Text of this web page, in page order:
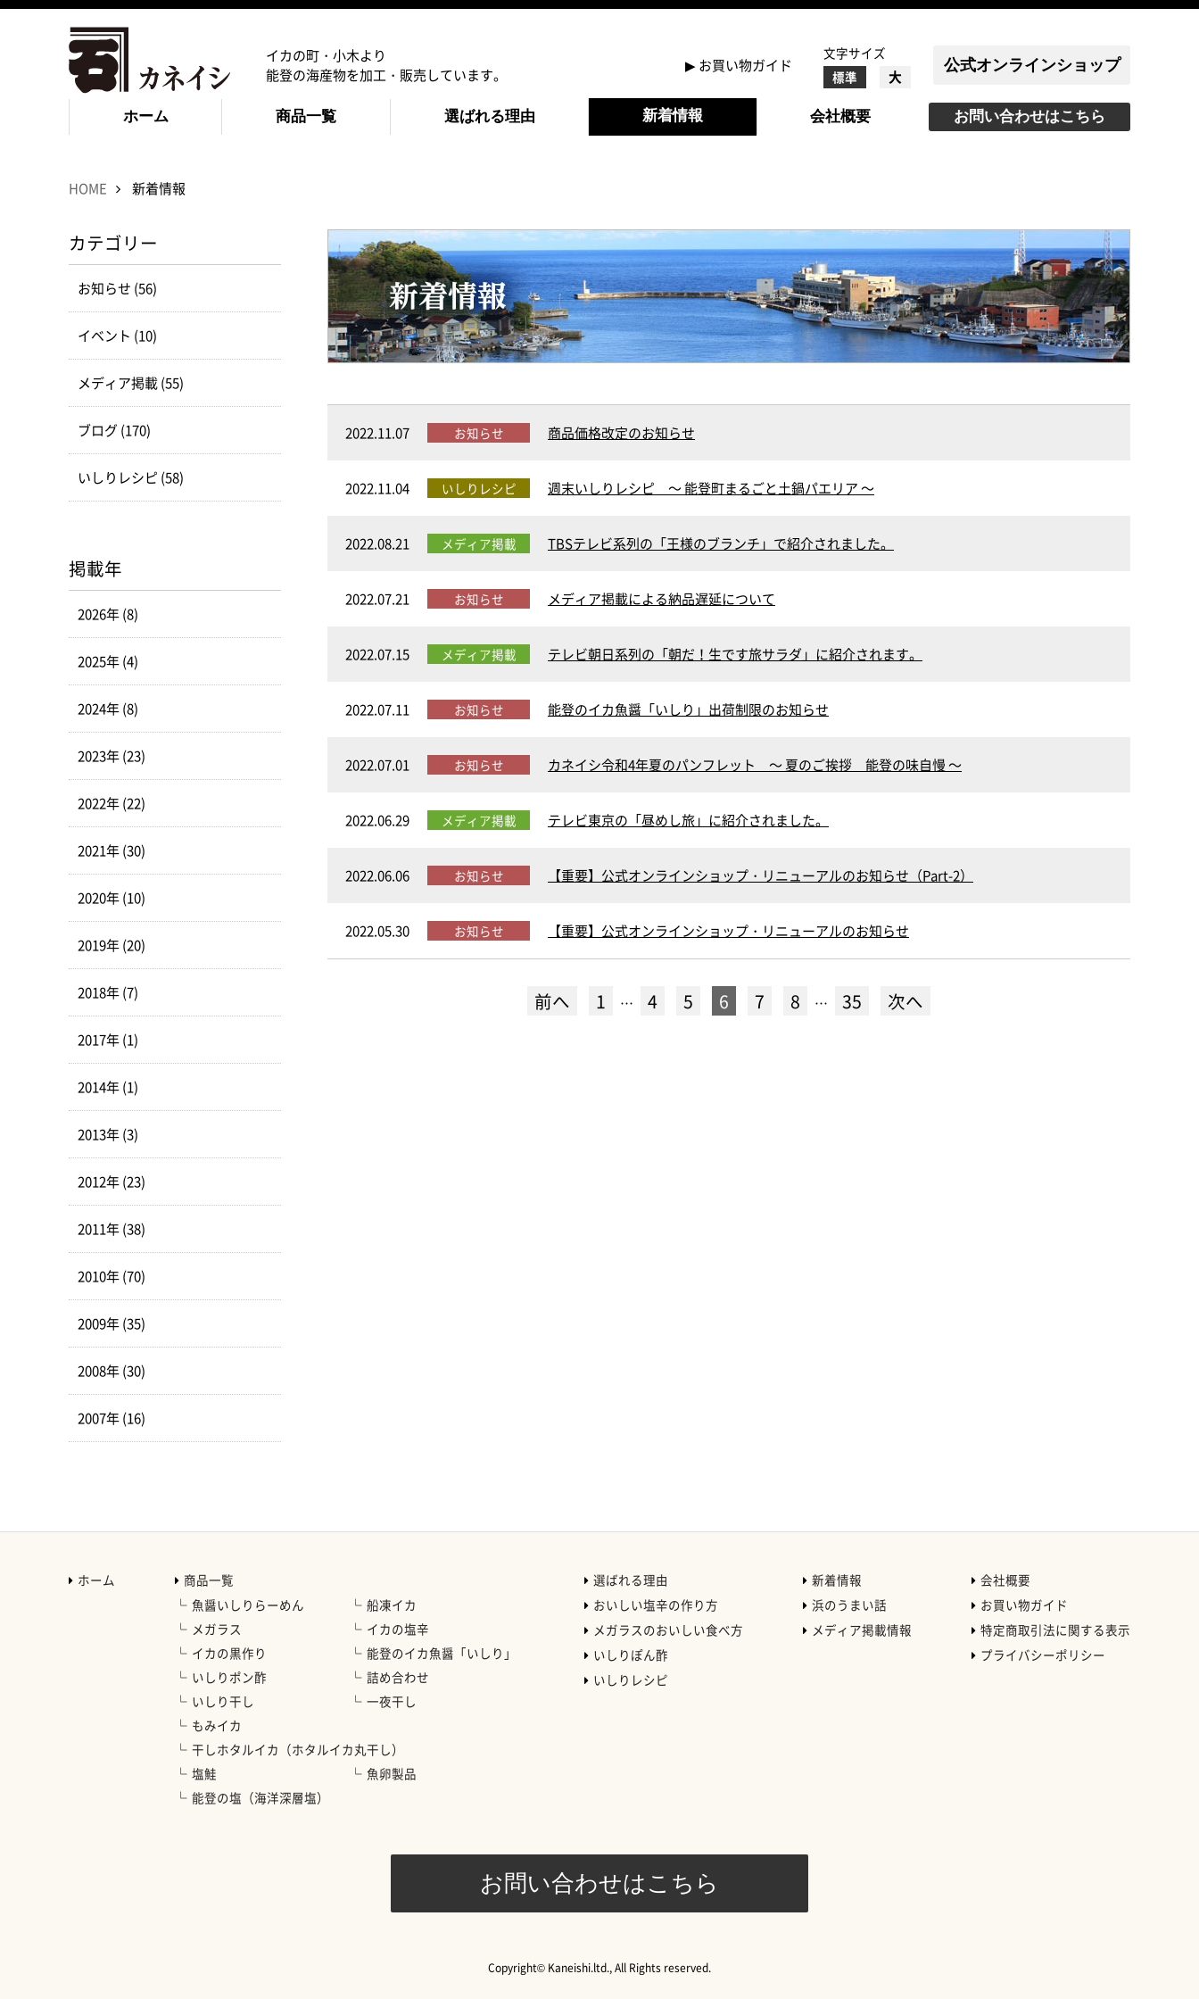
イカの町・小木より
能登の海産物を加工・販売しています。
▶お買い物ガイド
文字サイズ
標準
大
公式オンラインショップ
ホーム 商品一覧 選ばれる理由 新着情報 会社概要 お問い合わせはこちら
HOME 新着情報
2022.11.07 お知らせ 商品価格改定のお知らせ
2022.11.04 いしりレシピ 週末いしりレシピ ～ 能登町まるごと土鍋パエリア ～
2022.08.21 メディア掲載 TBSテレビ系列の「王様のブランチ」で紹介されました。
2022.07.21 お知らせ メディア掲載による納品遅延について
2022.07.15 メディア掲載 テレビ朝日系列の「朝だ！生です旅サラダ」に紹介されます。
2022.07.11 お知らせ 能登のイカ魚醤「いしり」出荷制限のお知らせ
2022.07.01 お知らせ カネイシ令和4年夏のパンフレット ～ 夏のご挨拶 能登の味自慢 ～
2022.06.29 メディア掲載 テレビ東京の「昼めし旅」に紹介されました。
2022.06.06 お知らせ 【重要】公式オンラインショップ・リニューアルのお知らせ（Part-2）
2022.05.30 お知らせ 【重要】公式オンラインショップ・リニューアルのお知らせ
前へ 1 … 4 5 6 7 8 … 35 次へ
カテゴリー
お知らせ (56)
イベント (10)
メディア掲載 (55)
ブログ (170)
いしりレシピ (58)
掲載年
2026年 (8)
2025年 (4)
2024年 (8)
2023年 (23)
2022年 (22)
2021年 (30)
2020年 (10)
2019年 (20)
2018年 (7)
2017年 (1)
2014年 (1)
2013年 (3)
2012年 (23)
2011年 (38)
2010年 (70)
2009年 (35)
2008年 (30)
2007年 (16)
ホーム
商品一覧
魚醤いしりらーめん
船凍イカ
メガラス
イカの塩辛
イカの黒作り
能登のイカ魚醤「いしり」
いしりポン酢
詰め合わせ
いしり干し
一夜干し
もみイカ
干しホタルイカ（ホタルイカ丸干し）
塩鮭
魚卵製品
能登の塩（海洋深層塩）
選ばれる理由
おいしい塩辛の作り方
メガラスのおいしい食べ方
いしりぽん酢
いしりレシピ
新着情報
浜のうまい話
メディア掲載情報
会社概要
お買い物ガイド
特定商取引法に関する表示
プライバシーポリシー
お問い合わせはこちら
Copyright© Kaneishi.ltd., All Rights reserved.